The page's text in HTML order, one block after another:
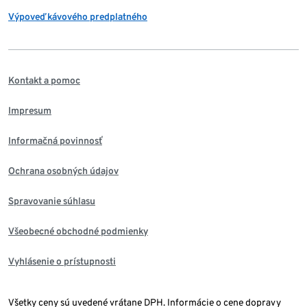
Výpoveď kávového predplatného
Kontakt a pomoc
Impresum
Informačná povinnosť
Ochrana osobných údajov
Spravovanie súhlasu
Všeobecné obchodné podmienky
Vyhlásenie o prístupnosti
Všetky ceny sú uvedené vrátane DPH. Informácie o cene dopravy